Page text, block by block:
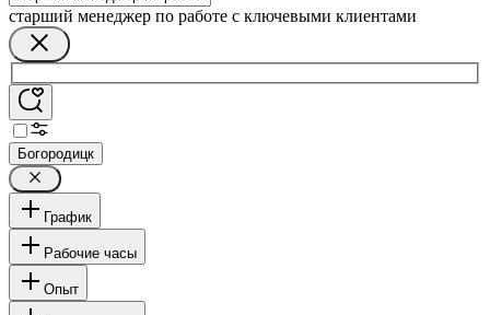
старший менеджер по работе с ключевыми клиентами
Богородицк
График
Рабочие часы
Опыт